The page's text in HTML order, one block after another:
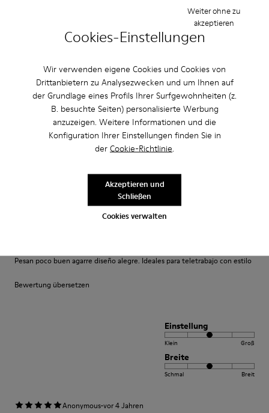
Cookies-Einstellungen
Wir verwenden eigene Cookies und Cookies von
Drittanbietern zu Analysezwecken und um Ihnen auf
der Grundlage eines Profils Ihrer Surfgewohnheiten (z.
B. besuchte Seiten) personalisierte Werbung
anzuzeigen. Weitere Informationen und die
Konfiguration Ihrer Einstellungen finden Sie in
der Cookie-Richtlinie.
Cookies verwalten
Weiter ohne zu
akzeptieren
Akzeptieren und
Schließen
Un comfort così mai provato prima. Un caldo abbraccio
Bewertung übersetzen
Einstellung
Breite
Pesan poco buen agarre diseño alegre. Ideales para teletrabajo con estilo
Bewertung übersetzen
Einstellung
Klein Groß
Breite
Schmal Breit
Anonymous·vor 4 Jahren